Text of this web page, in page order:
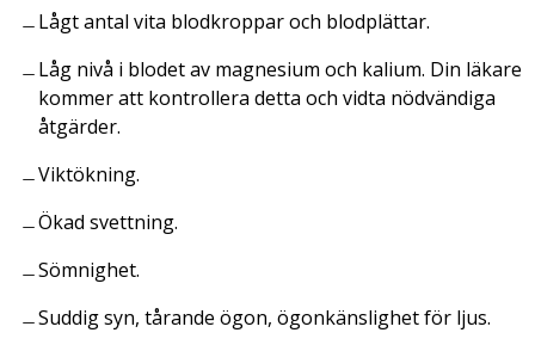
Lågt antal vita blodkroppar och blodplättar.
Låg nivå i blodet av magnesium och kalium. Din läkare
kommer att kontrollera detta och vidta nödvändiga
åtgärder.
Viktökning.
Ökad svettning.
Sömnighet.
Suddig syn, tårande ögon, ögonkänslighet för ljus.